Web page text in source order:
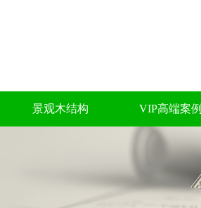
景观木结构 VIP高端案例